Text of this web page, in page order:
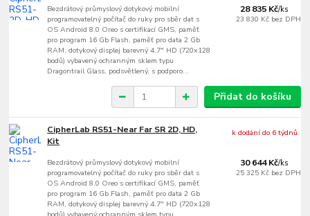
Bezdrátový průmyslový dotykový mobilní
programovatelný počítač do ruky pro sběr dat s
OS Android 8.0 Oreo s certifikací GMS, paměť
pro program 16 Gb Flash, paměť pro data 2 Gb
RAM, dotykový displej barevný 4.7" HD (720x128
bodů) vybavený ochranným sklem typu
Dragontrail Glass, podsvětlený, s podporo...
28 835 Kč/ks
23 830 Kč bez DPH
Přidat do košíku
CipherLab RS51-Near Far SR 2D, HD,
Kit
Bezdrátový průmyslový dotykový mobilní
programovatelný počítač do ruky pro sběr dat s
OS Android 8.0 Oreo s certifikací GMS, paměť
pro program 16 Gb Flash, paměť pro data 2 Gb
RAM, dotykový displej barevný 4.7" HD (720x128
30 644 Kč/ks
25 325 Kč bez DPH
k dodání do 6 týdnů